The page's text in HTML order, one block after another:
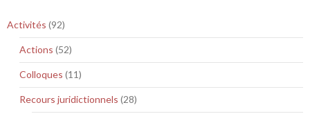
Activités (92)
Actions (52)
Colloques (11)
Recours juridictionnels (28)